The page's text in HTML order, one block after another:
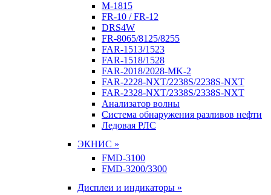
M-1815
FR-10 / FR-12
DRS4W
FR-8065/8125/8255
FAR-1513/1523
FAR-1518/1528
FAR-2018/2028-MK-2
FAR-2228-NXT/2238S/2238S-NXT
FAR-2328-NXT/2338S/2338S-NXT
Анализатор волны
Система обнаружения разливов нефти
Ледовая РЛС
ЭКНИС »
FMD-3100
FMD-3200/3300
Дисплеи и индикаторы »